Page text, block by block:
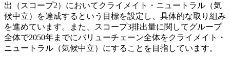
出（スコープ2）においてクライメイト・ニュートラル（気
候中立）を達成するという目標を設定し、具体的な取り組み
を進めています。また、スコープ3排出量に関してグループ
全体で2050年までにバリューチェーン全体をクライメイト・
ニュートラル（気候中立）にすることを目指しています。